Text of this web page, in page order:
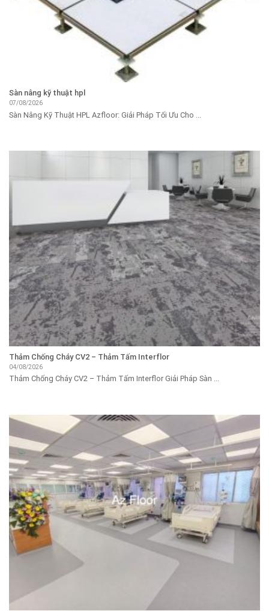
Sàn nâng kỹ thuật hpl
07/08/2026
Sàn Nâng Kỹ Thuật HPL Azfloor: Giải Pháp Tối Ưu Cho ...
Thảm Chống Cháy CV2 – Thảm Tấm Interflor
04/08/2026
Thảm Chống Cháy CV2 – Thảm Tấm Interflor Giải Pháp Sàn ...